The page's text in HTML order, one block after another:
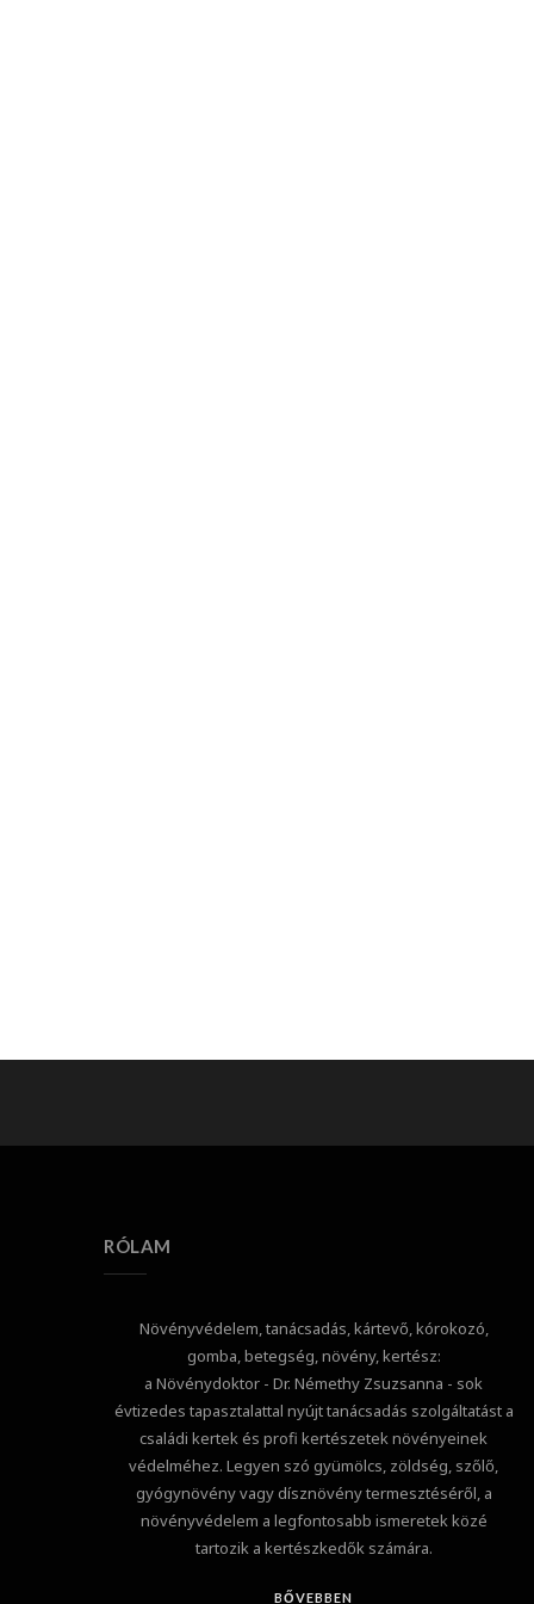
RÓLAM
Növényvédelem, tanácsadás, kártevő, kórokozó,
gomba, betegség, növény, kertész:
a Növénydoktor - Dr. Némethy Zsuzsanna - sok
évtizedes tapasztalattal nyújt tanácsadás szolgáltatást a
családi kertek és profi kertészetek növényeinek
védelméhez. Legyen szó gyümölcs, zöldség, szőlő,
gyógynövény vagy dísznövény termesztéséről, a
növényvédelem a legfontosabb ismeretek közé
tartozik a kertészkedők számára.
BŐVEBBEN